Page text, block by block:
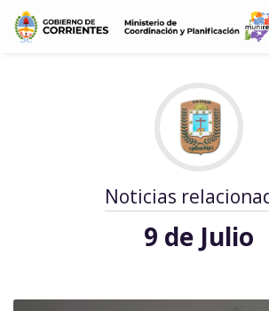
Noticias
9 de Julio